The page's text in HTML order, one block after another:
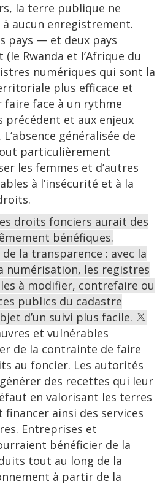
la terre publique ne
aucun enregistrement.
pays — et deux pays
Rwanda et l’Afrique du
numériques qui sont la
plus efficace et
faire face à un rythme
précédent et aux enjeux
généralisée de
particulièrement
les femmes et d’autres
à l’insécurité et à la
droits fonciers aurait des
bénéfiques.
la transparence : avec la
numérisation, les registres
à modifier, contrefaire ou
publics du cadastre
d’un suivi plus facile.
et vulnérables
de la contrainte de faire
au foncier. Les autorités
des recettes qui leur
en valorisant les terres
ainsi des services
Entreprises et
bénéficier de la
tout au long de la
à partir de la